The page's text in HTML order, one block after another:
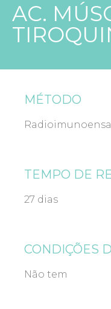
AC.
MÉTODO
TEMPO DE
27 dias
CONDIÇÕES
Não tem